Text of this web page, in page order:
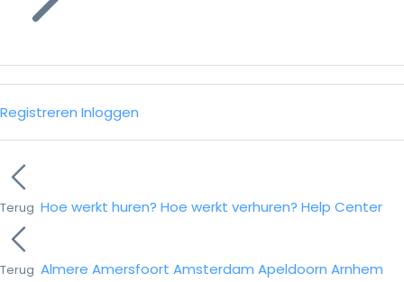
Registreren Inloggen
Terug Hoe werkt huren? Hoe werkt verhuren? Help Center
Terug Almere Amersfoort Amsterdam Apeldoorn Arnhem